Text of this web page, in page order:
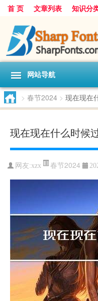
首 页 文章列表 知识分
网站导航
> 春节2024 > 现在现在
现在现在什么时候
网友:xzx 春节2024